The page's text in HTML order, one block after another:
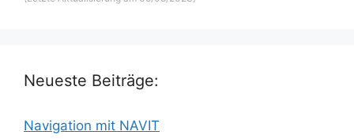
Neueste Beiträge:
Navigation mit NAVIT